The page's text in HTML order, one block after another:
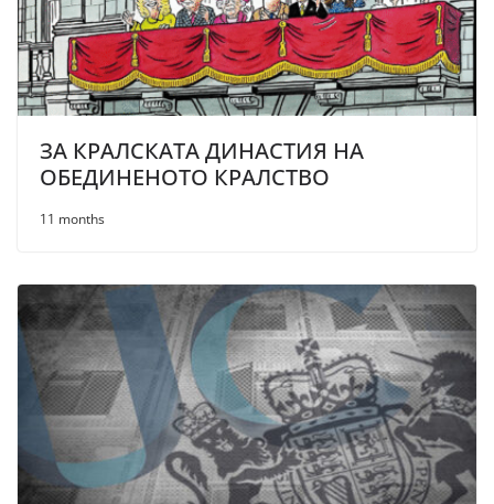
ЗА КРАЛСКАТА ДИНАСТИЯ НА
ОБЕДИНЕНОТО КРАЛСТВО
11 months